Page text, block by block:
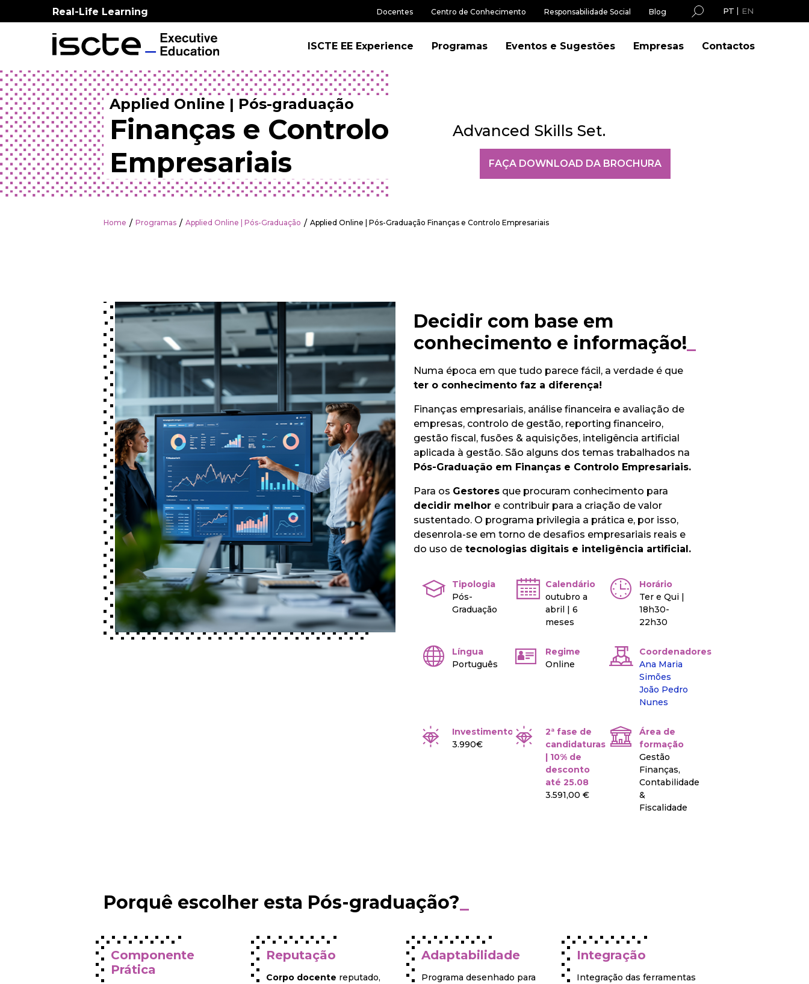
Real-Life Learning Docentes Centro de Conhecimento Responsabilidade Social Blog PT EN
ISCTE EE Experience Programas Eventos e Sugestões Empresas Contactos
Applied Online | Pós-graduação
Finanças e Controlo
Empresariais
Advanced Skills Set.
FAÇA DOWNLOAD DA BROCHURA
Home Programas Applied Online | Pós-Graduação Applied Online | Pós-Graduação Finanças e Controlo Empresariais
Decidir com base em
conhecimento e informação!
Numa época em que tudo parece fácil, a verdade é que
ter o conhecimento faz a diferença!
Finanças empresariais, análise financeira e avaliação de
empresas, controlo de gestão, reporting financeiro,
gestão fiscal, fusões & aquisições, inteligência artificial
aplicada à gestão. São alguns dos temas trabalhados na
Pós-Graduação em Finanças e Controlo Empresariais.
Para os Gestores que procuram conhecimento para
decidir melhor e contribuir para a criação de valor
sustentado. O programa privilegia a prática e, por isso,
desenrola-se em torno de desafios empresariais reais e
do uso de tecnologias digitais e inteligência artificial.
Tipologia
Pós-
Graduação
Calendário
outubro a
abril | 6
meses
Horário
Ter e Qui |
18h30-
22h30
Língua
Português
Regime
Online
Coordenadores
Ana Maria
Simões
João Pedro
Nunes
Investimento
3.990€
2ª fase de
candidaturas
| 10% de
desconto
até 25.08
3.591,00 €
Área de
formação
Gestão
Finanças,
Contabilidade
&
Fiscalidade
Porquê escolher esta Pós-graduação?
Componente
Prática
Reputação
Corpo docente reputado,
Adaptabilidade
Programa desenhado para
Integração
Integração das ferramentas